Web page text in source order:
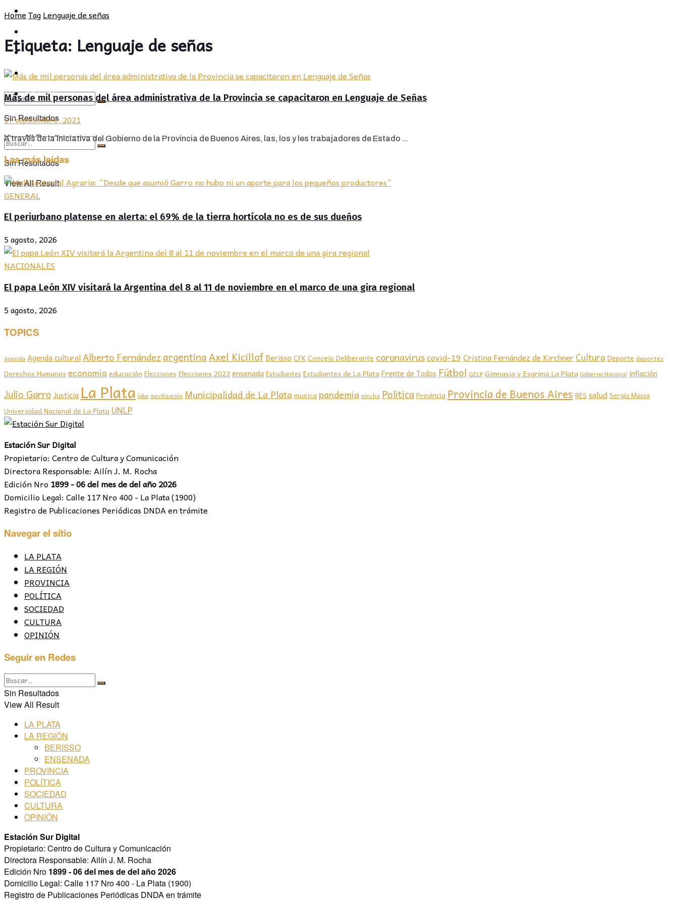
CULTURA
Sin Resultados
View All Result
PROVINCIA
SOCIEDAD
CULTURA
OPINIÓN
Sin Resultados
View All Result
HomeTagLenguaje de señas
Etiqueta: Lenguaje de señas
Más de mil personas del área administrativa de la Provincia se capacitaron en Lenguaje de Señas
17 septiembre, 2021
A través de la iniciativa del Gobierno de la Provincia de Buenos Aires, las, los y les trabajadores de Estado ...
Las más leídas
GENERAL
El periurbano platense en alerta: el 69% de la tierra hortícola no es de sus dueños
5 agosto, 2026
NACIONALES
El papa León XIV visitará la Argentina del 8 al 11 de noviembre en el marco de una gira regional
5 agosto, 2026
TOPICS
agenda Agenda culturalAlberto Fernández argentinaAxel Kicillof Berisso CFKConcejo Deliberante coronaviruscovid-19 Cristina Fernández de Kirchner Cultura Deporte deportes
Derechos Humanos economia educación Elecciones Elecciones 2023 ensenada Estudiantes Estudiantes de La PlataFrente de Todos Fútbol GELP Gimnasia y Esgrima La Plata Gobierno Nacional inflación
Julio Garro Justicia La Plata lobo movilización Municipalidad de La Plata musicapandemia pincha PoliticaProvincia Provincia de Buenos Aires RES saludSergio Massa
Universidad Nacional de La Plata UNLP
Estación Sur Digital
Propietario: Centro de Cultura y Comunicación
Directora Responsable: Ailín J. M. Rocha
Edición Nro 1899 - 06 del mes de del año 2026
Domicilio Legal: Calle 117 Nro 400 - La Plata (1900)
Registro de Publicaciones Periódicas DNDA en trámite
Navegar el sitio
LA PLATA
LA REGIÓN
PROVINCIA
POLÍTICA
SOCIEDAD
CULTURA
OPINIÓN
Seguir en Redes
Sin Resultados
View All Result
LA PLATA
LA REGIÓN
BERISSO
ENSENADA
PROVINCIA
POLÍTICA
SOCIEDAD
CULTURA
OPINIÓN
Estación Sur Digital
Propietario: Centro de Cultura y Comunicación
Directora Responsable: Ailín J. M. Rocha
Edición Nro 1899 - 06 del mes de del año 2026
Domicilio Legal: Calle 117 Nro 400 - La Plata (1900)
Registro de Publicaciones Periódicas DNDA en trámite